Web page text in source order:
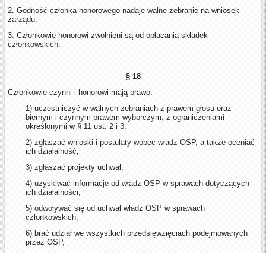
2. Godność członka honorowego nadaje walne zebranie na wniosek
zarządu.
3. Członkowie honorowi zwolnieni są od opłacania składek
członkowskich.
§ 18
Członkowie czynni i honorowi mają prawo:
1) uczestniczyć w walnych zebraniach z prawem głosu oraz
biernym i czynnym prawem wyborczym, z ograniczeniami
określonymi w § 11 ust. 2 i 3,
2) zgłaszać wnioski i postulaty wobec władz OSP, a także oceniać
ich działalność,
3) zgłaszać projekty uchwał,
4) uzyskiwać informacje od władz OSP w sprawach dotyczących
ich działalności,
5) odwoływać się od uchwał władz OSP w sprawach
członkowskich,
6) brać udział we wszystkich przedsięwzięciach podejmowanych
przez OSP,